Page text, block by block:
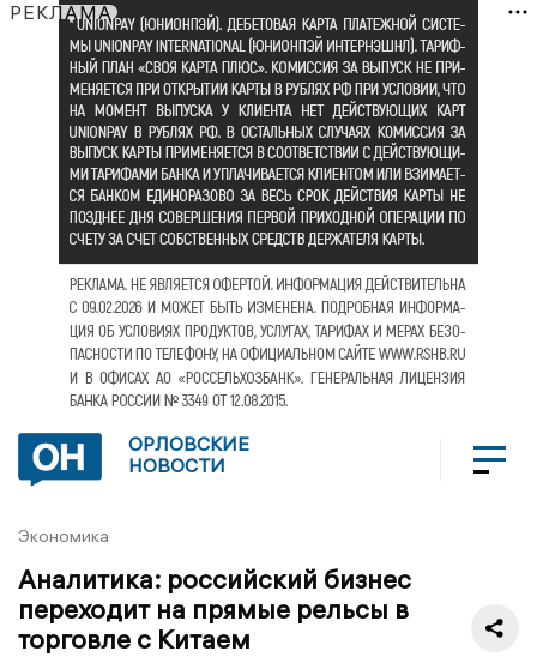
РЕКЛАМА
ОРЛОВСКИЕ
НОВОСТИ
Экономика
Аналитика: российский бизнес
переходит на прямые рельсы в
торговле с Китаем